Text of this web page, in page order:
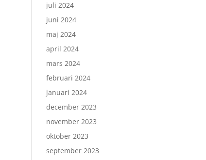
juli 2024
juni 2024
maj 2024
april 2024
mars 2024
februari 2024
januari 2024
december 2023
november 2023
oktober 2023
september 2023